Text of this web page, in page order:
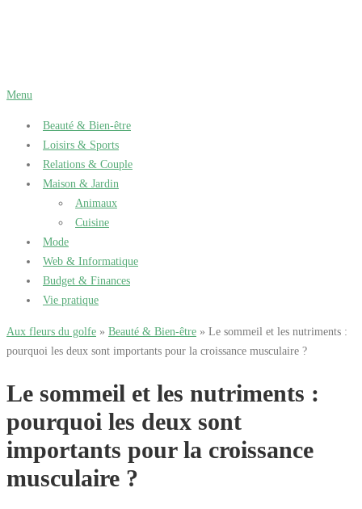
Menu
Beauté & Bien-être
Loisirs & Sports
Relations & Couple
Maison & Jardin
Animaux
Cuisine
Mode
Web & Informatique
Budget & Finances
Vie pratique
Aux fleurs du golfe » Beauté & Bien-être » Le sommeil et les nutriments :
pourquoi les deux sont importants pour la croissance musculaire ?
Le sommeil et les nutriments :
pourquoi les deux sont
importants pour la croissance
musculaire ?